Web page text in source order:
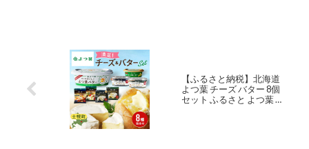
【ふるさと納税】北海道
よつ葉 チーズ バター 8個
セット ふるさと よつ葉 チ